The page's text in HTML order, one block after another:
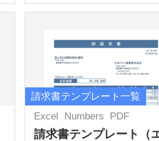
請求書テンプレート一覧
Excel
Numbers PDF
請求書テンプレート（